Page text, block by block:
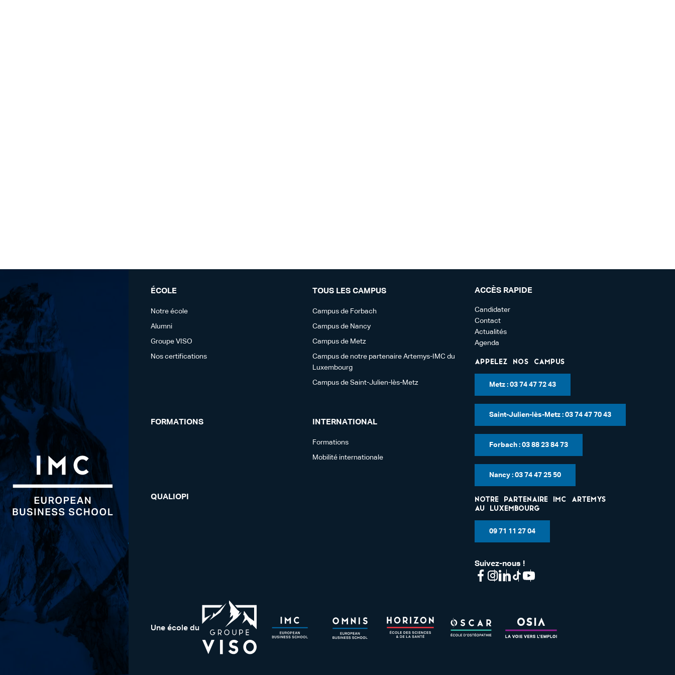
ACCÈS RAPIDE
Candidater
Contact
Actualités
Agenda
Appelez nos campus
Metz : 03 74 47 72 43
Saint-Julien-lès-Metz : 03 74 47 70 43
Forbach : 03 88 23 84 73
Nancy : 03 74 47 25 50
Notre partenaire IMC Artemys
au Luxembourg
09 71 11 27 04
ÉCOLE
Notre école
Alumni
Groupe VISO
Nos certifications
TOUS LES CAMPUS
Campus de Forbach
Campus de Nancy
Campus de Metz
Campus de notre partenaire Artemys-IMC du
Luxembourg
Campus de Saint-Julien-lès-Metz
FORMATIONS INTERNATIONAL
Formations
Mobilité internationale
QUALIOPI
Suivez-nous !
Une école du